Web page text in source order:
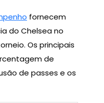
fornecem
do Chelsea no
Os principais
de
de passes e os